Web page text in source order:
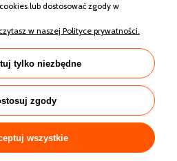
Zakupy
Pomoc
konto
Informacje
lub dostosować zgody w
w naszej Polityce prywatności.
tylko niezbędne
zgody
wszystkie